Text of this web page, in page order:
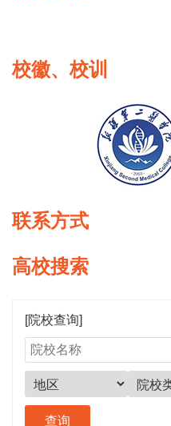
校徽、校训
联系方式
高校搜索
[院校查询]